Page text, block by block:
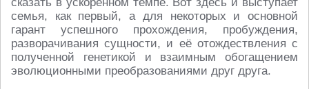
семья, как первый, а для некоторых и основной
гарант успешного прохождения, пробуждения,
разворачивания сущности, и её отождествления с
полученной генетикой и взаимным обогащением
эволюционными преобразованиями друг друга.